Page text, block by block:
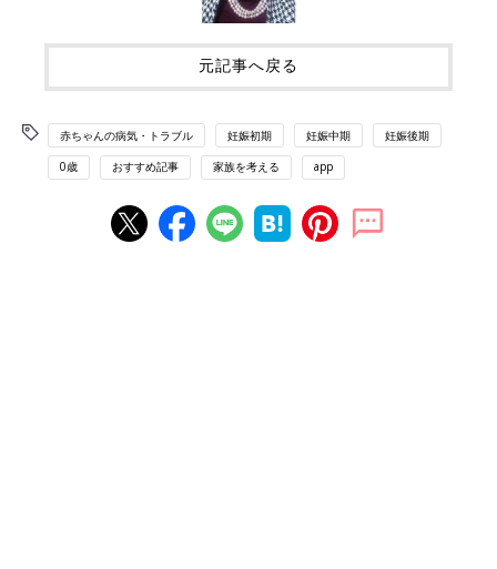
元記事へ戻る
赤ちゃんの病気・トラブル 妊娠初期 妊娠中期 妊娠後期
0歳 おすすめ記事 家族を考える app